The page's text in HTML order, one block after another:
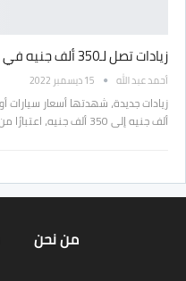
زيادات تصل لـ350 ألف جنيه في أسعار سيارات اودي بالسوق المصري
أحمد عبد الله 15 ديسمبر 2022
ألف جنيه إلى 350 ألف جنيه، اعتبارًا من اليوم…
من نحن